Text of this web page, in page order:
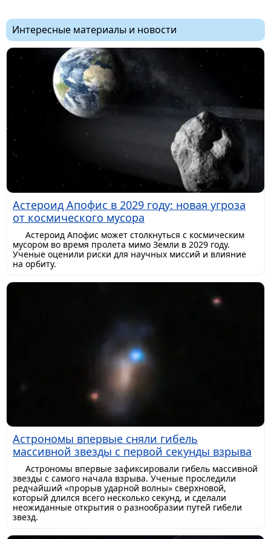
Интересные материалы и новости
Астероид Апофис в 2029 году: новая угроза
от космического мусора
Астероид Апофис может столкнуться с космическим
мусором во время пролета мимо Земли в 2029 году.
Ученые оценили риски для научных миссий и влияние
на орбиту.
Астрономы впервые сняли гибель
массивной звезды с первой секунды взрыва
Астрономы впервые зафиксировали гибель массивной
звезды с самого начала взрыва. Ученые проследили
редчайший «прорыв ударной волны» сверхновой,
который длился всего несколько секунд, и сделали
неожиданные открытия о разнообразии путей гибели
звезд.